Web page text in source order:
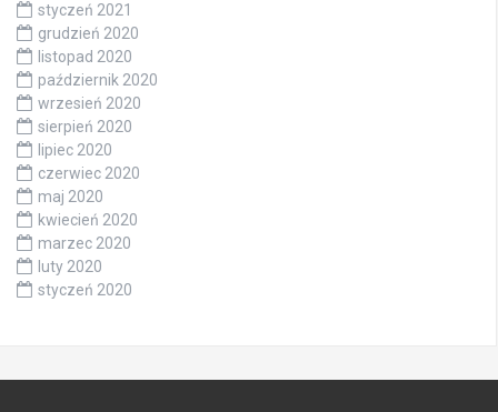
styczeń 2021
grudzień 2020
listopad 2020
październik 2020
wrzesień 2020
sierpień 2020
lipiec 2020
czerwiec 2020
maj 2020
kwiecień 2020
marzec 2020
luty 2020
styczeń 2020